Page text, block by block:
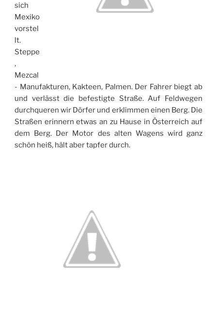
sich
Mexiko
vorstel
lt.
Steppe
,
Mezcal
- Manufakturen, Kakteen, Palmen. Der Fahrer biegt ab
und verlässt die befestigte Straße. Auf Feldwegen
durchqueren wir Dörfer und erklimmen einen Berg. Die
Straßen erinnern etwas an zu Hause in Österreich auf
dem Berg. Der Motor des alten Wagens wird ganz
schön heiß, hält aber tapfer durch.